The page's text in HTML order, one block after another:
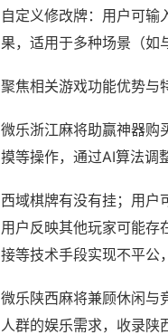
自定义修改牌：用户可输
果，适用于多种场景（如
聚焦相关游戏功能优势与
微乐浙江麻将助赢神器购
摸等操作，通过AI算法调
西域棋牌有没有挂；用户
用户反映其他玩家可能存
接等技术手段实现不平公
微乐陕西麻将兼顾休闲与
人群的娱乐需求，收录陕